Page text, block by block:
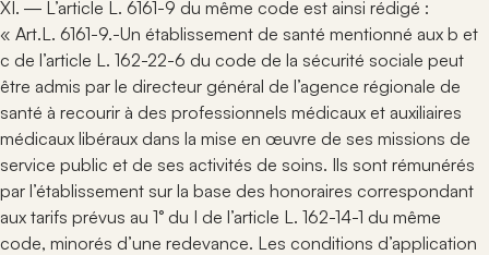
XI. ― L’article L. 6161-9 du même code est ainsi rédigé :
« Art.L. 6161-9.-Un établissement de santé mentionné aux b et
c de l’article L. 162-22-6 du code de la sécurité sociale peut
être admis par le directeur général de l’agence régionale de
santé à recourir à des professionnels médicaux et auxiliaires
médicaux libéraux dans la mise en œuvre de ses missions de
service public et de ses activités de soins. Ils sont rémunérés
par l’établissement sur la base des honoraires correspondant
aux tarifs prévus au 1° du I de l’article L. 162-14-1 du même
code, minorés d’une redevance. Les conditions d’application